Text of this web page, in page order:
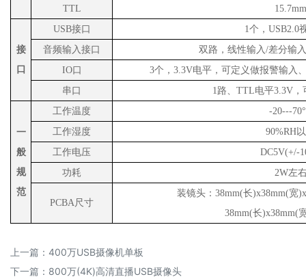
TTL 15.7mm
接
口
USB接口
1个，USB2.0
音频输入接口
双路，线性输入/差分输
IO口
3个，3.3V电平，可定义做报警输入
串口
1路、TTL电平3.3V，
一
般
规
范
工作温度
-20---
工作湿度
90%RH
工作电压
DC5V(+/-
功耗
2W左
PCBA尺寸
装镜头： 38mm(长)x38mm(宽
38mm(长)x38mm(
上一篇： 400万USB摄像机单板
下一篇： 800万(4K)高清直播USB摄像头